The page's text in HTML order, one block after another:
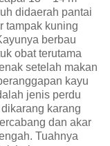
didaerah pantai
tampak kuning
berbau
obat terutama
setelah makan
kayu
jenis perdu
karang
dan akar
Tuahnya